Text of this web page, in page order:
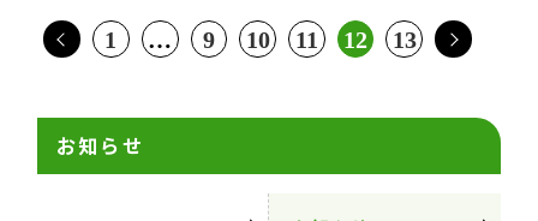
1 … 9 10 11 12 13
お知らせ